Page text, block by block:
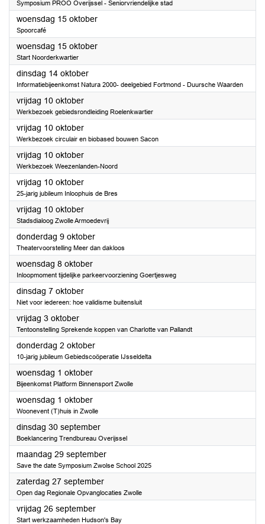
Symposium PROO Overijssel - Seniorvriendelijke stad
woensdag 15 oktober2025
Spoorcafé
woensdag 15 oktober2025
Start Noorderkwartier
dinsdag 14 oktober2025
Informatiebijeenkomst Natura 2000- deelgebied Fortmond - Duursche Waarden
vrijdag 10 oktober2025
Werkbezoek gebiedsrondleiding Roelenkwartier
vrijdag 10 oktober2025
Werkbezoek circulair en biobased bouwen Sacon
vrijdag 10 oktober2025
Werkbezoek Weezenlanden-Noord
vrijdag 10 oktober2025
25-jarig jubileum Inloophuis de Bres
vrijdag 10 oktober2025
Stadsdialoog Zwolle Armoedevrij
donderdag 9 oktober2025
Theatervoorstelling Meer dan dakloos
woensdag 8 oktober2025
Inloopmoment tijdelijke parkeervoorziening Goertjesweg
dinsdag 7 oktober2025
Niet voor iedereen: hoe validisme buitensluit
vrijdag 3 oktober2025
Tentoonstelling Sprekende koppen van Charlotte van Pallandt
donderdag 2 oktober2025
10-jarig jubileum Gebiedscoöperatie IJsseldelta
woensdag 1 oktober2025
Bijeenkomst Platform Binnensport Zwolle
woensdag 1 oktober2025
Woonevent (T)huis in Zwolle
dinsdag 30 september2025
Boeklancering Trendbureau Overijssel
maandag 29 september2025
Save the date Symposium Zwolse School 2025
zaterdag 27 september2025
Open dag Regionale Opvanglocaties Zwolle
vrijdag 26 september2025
Start werkzaamheden Hudson's Bay